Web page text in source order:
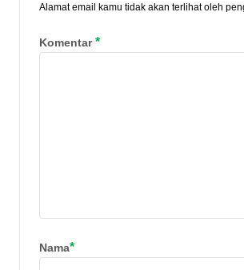
Alamat email kamu tidak akan terlihat oleh
Komentar*
Nama*